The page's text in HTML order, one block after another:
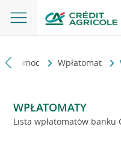
i pomoc Wpłatomat
WPŁATOMATY
Lista wpłatomatów banku